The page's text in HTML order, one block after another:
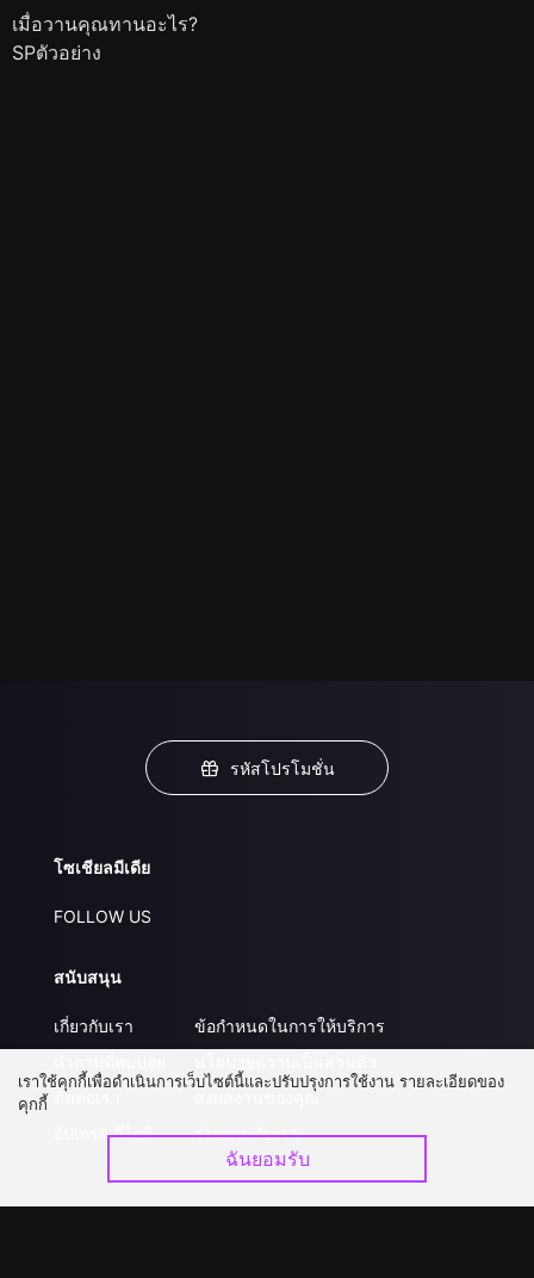
เมื่อวานคุณทานอะไร?
SPตัวอย่าง
รหัสโปรโมชั่น
โซเชียลมีเดีย
FOLLOW US
สนับสนุน
เกี่ยวกับเรา
ติดต่อเรา
อัปเกรด วีไอพี
ข้อกำหนดในการให้บริการ
ส่งผลงานของคุณ
ร่วมงานกับเรา
เราใช้คุกกี้เพื่อดำเนินการเว็บไซต์นี้และปรับปรุงการใช้งาน รายละเอียดของ
คุกกี้
ฉันยอมรับ